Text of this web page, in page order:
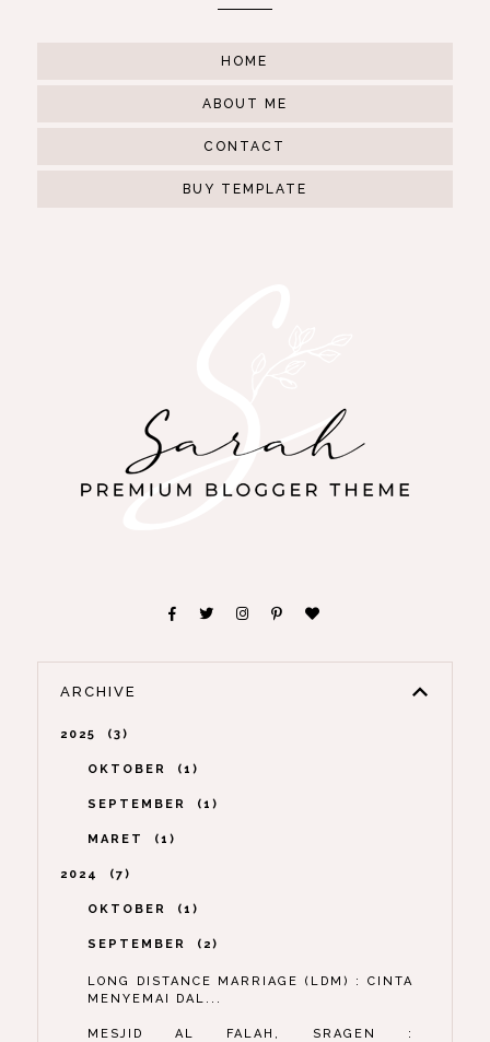
HOME
ABOUT ME
CONTACT
BUY TEMPLATE
ARCHIVE
2025 3
OKTOBER 1
SEPTEMBER 1
MARET 1
2024 7
OKTOBER 1
SEPTEMBER 2
LONG DISTANCE MARRIAGE (LDM) : CINTA
MENYEMAI DAL...
MESJID AL FALAH, SRAGEN :